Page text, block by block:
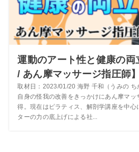
運動のアート性と健康の両
/ あん摩マッサージ指圧師】
取材日：2023/01/20 海野 千和（うみの ち
自身の怪我の改善をきっかけにあん摩マッ
得。現在はピラティス、解剖学講座を中心
ターの力の底上げによる社...